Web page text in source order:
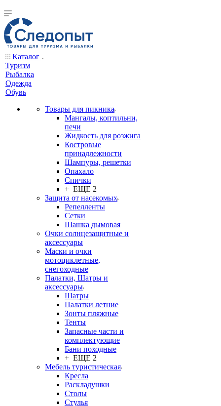
Каталог
Туризм
Рыбалка
Одежда
Обувь
Товары для пикника
Мангалы, коптильни,
печи
Жидкость для розжига
Костровые
принадлежности
Шампуры, решетки
Опахало
Спички
+ ЕЩЕ 2
Защита от насекомых
Репелленты
Сетки
Шашка дымовая
Очки солнцезащитные и
аксессуары
Маски и очки
мотоциклетные,
снегоходные
Палатки, Шатры и
аксессуары
Шатры
Палатки летние
Зонты пляжные
Тенты
Запасные части и
комплектующие
Бани походные
+ ЕЩЕ 2
Мебель туристическая
Кресла
Раскладушки
Столы
Стулья